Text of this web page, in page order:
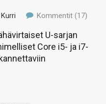
Kommentit (17)
U-sarjan
Core i5- ja i7-